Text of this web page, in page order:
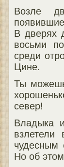
Возле
В дверях
восьми
среди
Цине.
Ты
север!
Владыка
взлетели
чудесным
Но об